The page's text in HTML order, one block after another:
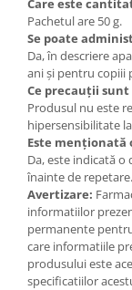
Care este
Pachetul are 50 g.
Se poate
Da, în descriere
ani și pentru copiii
Ce precauții
Produsul nu este
hipersensibilitate
Este menționată
Da, este indicată o
înainte de repetare.
Avertizare:
informatiilor
permanente
care informatiile
produsului este
specificatiilor